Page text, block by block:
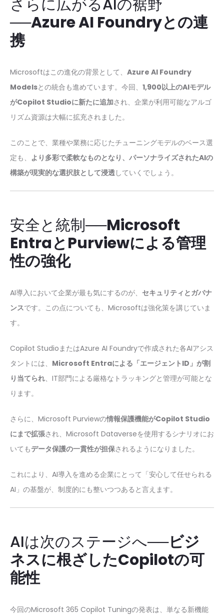
さらに広がるAIの裾野
──Azure AI Foundryとの連
携
Microsoftはこの進化の背景として、 Azure AI Foundry
Modelsとの統合も進めています。今回、 1,900以上のAIモデル
がCopilot Studioに新たに追加され、企業が利用可能なアルゴ
リズム資源は大幅に拡充されました。
このことで、業種や業務に応じたチューニングモデルのベース選
定も、 より多彩で柔軟なものとなり、パーソナライズされたAIの
構築が現実的な選択肢として浸透していくでしょう。
安全と統制──Microsoft
EntraとPurviewによる管理
性の強化
AI導入において企業が最も気にするのが、 セキュリティとガバナ
ンスです。この点についても、Microsoftは強化策を講じていま
す。
Copilot StudioまたはAzure AI Foundryで作成された各AIアシス
タントには、 Microsoft Entraによる「エージェントID」が割
り当てられ、IT部門による厳格なトラッキングと管理が可能とな
ります。
さらに、Microsoft Purviewの情報保護機能がCopilot Studio
にまで拡張され、Microsoft Dataverseを使用するシナリオにお
いてもデータ保護の一貫性が担保されるようになりました。
これにより、AI導入を進める企業にとって「安心して任せられる
AI」の基盤が、制度的にも整いつつあると言えます。
AIは次のステージへ──ビジ
ネスに根ざしたCopilotの可
能性
今回のMicrosoft 365 Copilot Tuningの発表は、単なる新機能